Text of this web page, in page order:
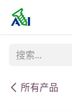
跳至内容
所有产品